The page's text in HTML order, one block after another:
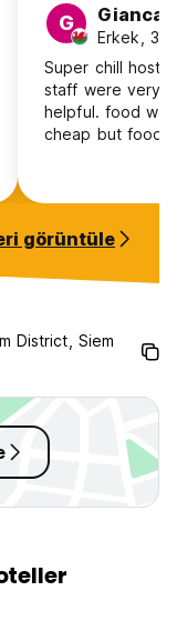
G
Erkek,
Super chill
staff were very
helpful. food
cheap but food
prices. i had a
görüntüle
District, Siem